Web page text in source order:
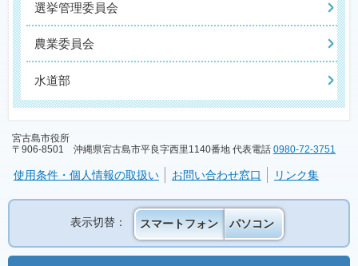
選挙管理委員会
農業委員会
水道部
宮古島市役所
〒906-8501 沖縄県宮古島市平良字西里1140番地 代表電話 0980-72-3751
使用条件・個人情報の取扱い お問い合わせ窓口 リンク集
表示切替： スマートフォン パソコン